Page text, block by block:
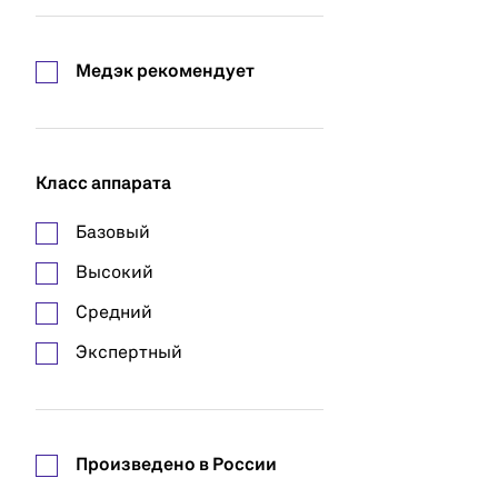
НПП Экомп
Сканер
Медэк рекомендует
Класс аппарата
Базовый
Высокий
Средний
Экспертный
Произведено в России